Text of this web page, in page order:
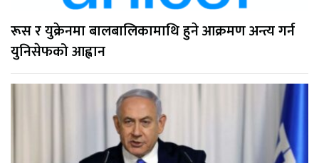
रूस र युक्रेनमा बालबालिकामाथि हुने आक्रमण अन्त्य गर्न
युनिसेफको आह्वान